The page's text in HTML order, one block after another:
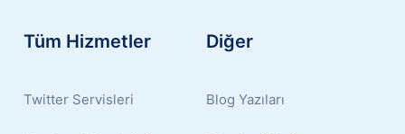
Tüm Hizmetler
Twitter Servisleri
Diğer
Blog Yazıları